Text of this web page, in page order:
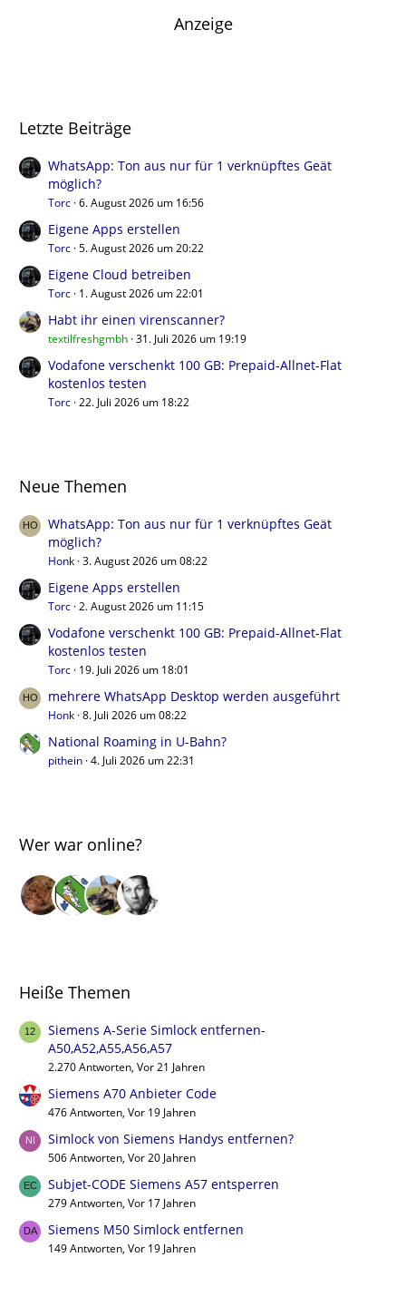
Anzeige
Letzte Beiträge
WhatsApp: Ton aus nur für 1 verknüpftes Geät
möglich?
Torc 6. August 2026 um 16:56
Eigene Apps erstellen
Torc 5. August 2026 um 20:22
Eigene Cloud betreiben
Torc 1. August 2026 um 22:01
Habt ihr einen virenscanner?
textilfreshgmbh 31. Juli 2026 um 19:19
Vodafone verschenkt 100 GB: Prepaid-Allnet-Flat
kostenlos testen
Torc 22. Juli 2026 um 18:22
Neue Themen
WhatsApp: Ton aus nur für 1 verknüpftes Geät
möglich?
Honk 3. August 2026 um 08:22
Eigene Apps erstellen
Torc 2. August 2026 um 11:15
Vodafone verschenkt 100 GB: Prepaid-Allnet-Flat
kostenlos testen
Torc 19. Juli 2026 um 18:01
mehrere WhatsApp Desktop werden ausgeführt
Honk 8. Juli 2026 um 08:22
National Roaming in U-Bahn?
pithein 4. Juli 2026 um 22:31
Wer war online?
Heiße Themen
Siemens A-Serie Simlock entfernen-
A50,A52,A55,A56,A57
2.270 Antworten, Vor 21 Jahren
Siemens A70 Anbieter Code
476 Antworten, Vor 19 Jahren
Simlock von Siemens Handys entfernen?
506 Antworten, Vor 20 Jahren
Subjet-CODE Siemens A57 entsperren
279 Antworten, Vor 17 Jahren
Siemens M50 Simlock entfernen
149 Antworten, Vor 19 Jahren